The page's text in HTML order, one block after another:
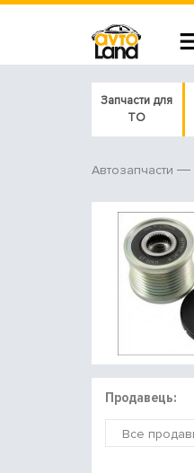
Запчасти для
ТО
Автозапчасти
Продавець: